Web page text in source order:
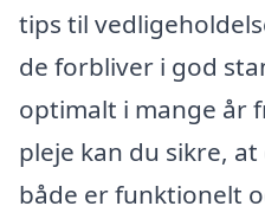
tips til
de forbliver i god
optimalt i mange år
pleje kan du sikre,
både er funktionelt